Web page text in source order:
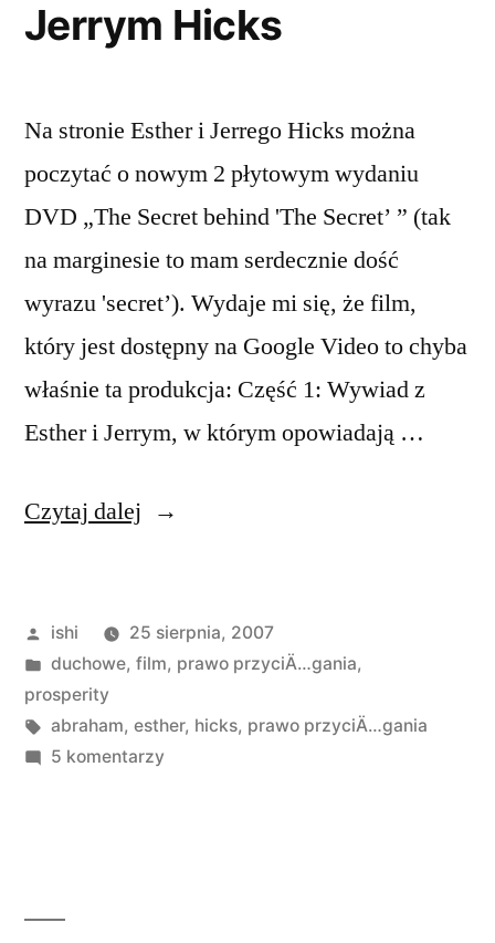
Jerrym Hicks
Na stronie Esther i Jerrego Hicks można
poczytać o nowym 2 płytowym wydaniu
DVD „The Secret behind 'The Secret’ ” (tak
na marginesie to mam serdecznie dość
wyrazu 'secret’). Wydaje mi się, że film,
który jest dostępny na Google Video to chyba
właśnie ta produkcja: Część 1: Wywiad z
Esther i Jerrym, w którym opowiadają …
Czytaj dalej „Wywiad
i
Jerrym
Hicks”
Opublikowane
przez
ishi
25 sierpnia, 2007
Opublikowano
w
duchowe, film, prawo przyciÄ…gania,
prosperity
Tagi:
abraham, esther, hicks, prawo przyciÄ…gania
5 komentarzydo